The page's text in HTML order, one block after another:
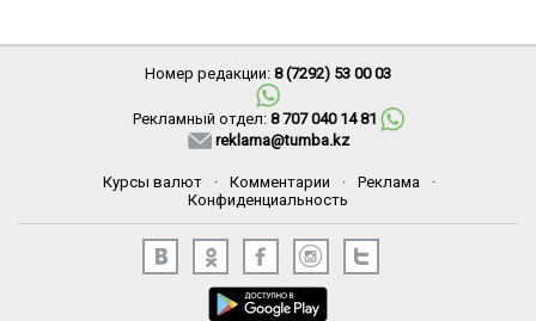
Номер редакции: 8 (7292) 53 00 03
Рекламный отдел: 8 707 040 14 81
reklama@tumba.kz
Курсы валют · Комментарии · Реклама
·
Конфиденциальность